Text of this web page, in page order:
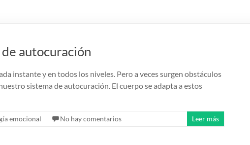
autocuración
instante y en todos los niveles. Pero a veces surgen obstáculos
sistema de autocuración. El cuerpo se adapta a estos
emocional No hay comentarios Leer más